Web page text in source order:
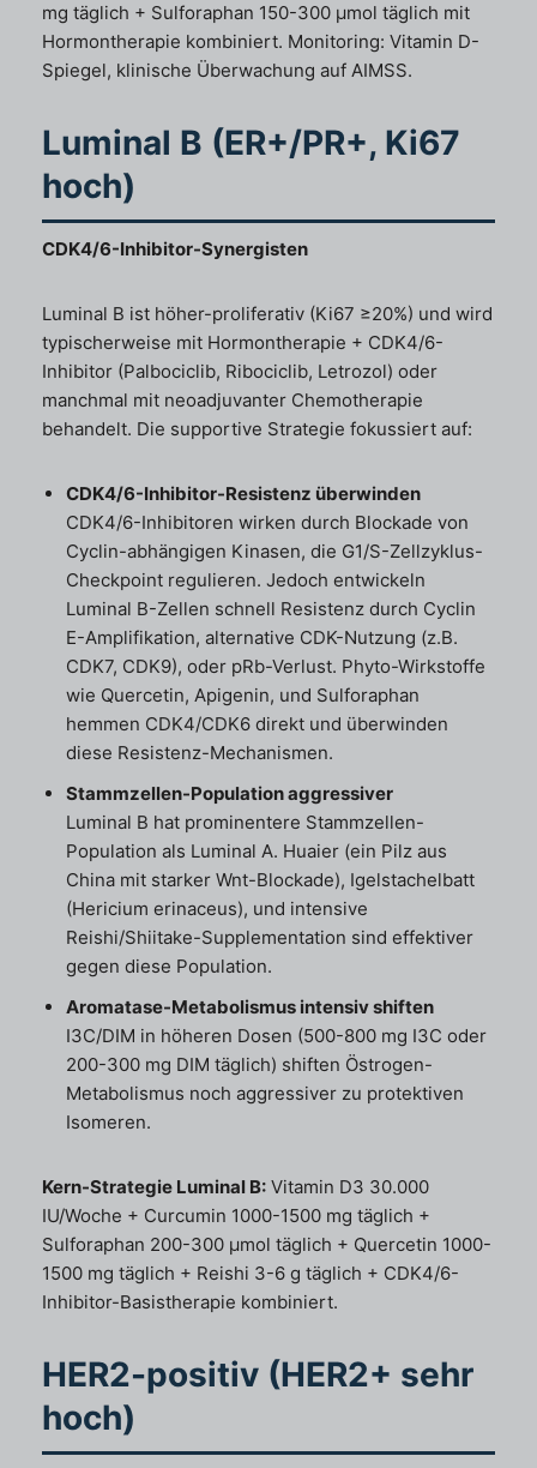
mg täglich + Sulforaphan 150-300 µmol täglich mit
Hormontherapie kombiniert. Monitoring: Vitamin D-
Spiegel, klinische Überwachung auf AIMSS.
Luminal B (ER+/PR+, Ki67
hoch)
CDK4/6-Inhibitor-Synergisten
Luminal B ist höher-proliferativ (Ki67 ≥20%) und wird
typischerweise mit Hormontherapie + CDK4/6-
Inhibitor (Palbociclib, Ribociclib, Letrozol) oder
manchmal mit neoadjuvanter Chemotherapie
behandelt. Die supportive Strategie fokussiert auf:
CDK4/6-Inhibitor-Resistenz überwinden
CDK4/6-Inhibitoren wirken durch Blockade von
Cyclin-abhängigen Kinasen, die G1/S-Zellzyklus-
Checkpoint regulieren. Jedoch entwickeln
Luminal B-Zellen schnell Resistenz durch Cyclin
E-Amplifikation, alternative CDK-Nutzung (z.B.
CDK7, CDK9), oder pRb-Verlust. Phyto-Wirkstoffe
wie Quercetin, Apigenin, und Sulforaphan
hemmen CDK4/CDK6 direkt und überwinden
diese Resistenz-Mechanismen.
Stammzellen-Population aggressiver
Luminal B hat prominentere Stammzellen-
Population als Luminal A. Huaier (ein Pilz aus
China mit starker Wnt-Blockade), Igelstachelbatt
(Hericium erinaceus), und intensive
Reishi/Shiitake-Supplementation sind effektiver
gegen diese Population.
Aromatase-Metabolismus intensiv shiften
I3C/DIM in höheren Dosen (500-800 mg I3C oder
200-300 mg DIM täglich) shiften Östrogen-
Metabolismus noch aggressiver zu protektiven
Isomeren.
Kern-Strategie Luminal B: Vitamin D3 30.000
IU/Woche + Curcumin 1000-1500 mg täglich +
Sulforaphan 200-300 µmol täglich + Quercetin 1000-
1500 mg täglich + Reishi 3-6 g täglich + CDK4/6-
Inhibitor-Basistherapie kombiniert.
HER2-positiv (HER2+ sehr
hoch)